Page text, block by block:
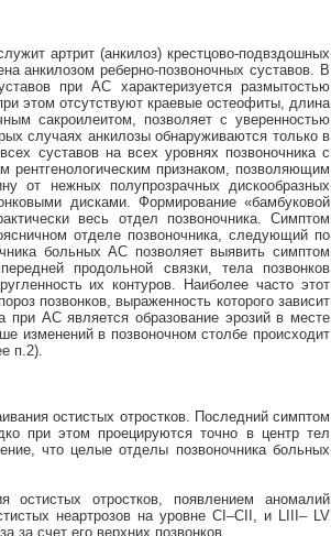
артрит (анкилоз) крестцово-подвздошных
анкилозом реберно-позвоночных суставов. В
при АС характеризуется размытостью
этом отсутствуют краевые остеофиты, длина
сакроилеитом, позволяет с уверенностью
случаях анкилозы обнаруживаются только в
суставов на всех уровнях позвоночника с
признаком, позволяющим
от нежных полупрозрачных дискообразных
дисками. Формирование «бамбуковой
весь отдел позвоночника. Симптом
отделе позвоночника, следующий по
больных АС позволяет выявить симптом
продольной связки, тела позвонков
их контуров. Наиболее часто этот
позвонков, выраженность которого зависит
при АС является образование эрозий в месте
изменений в позвоночном столбе происходит
п.2).
остистых отростков. Последний симптом
при этом проецируются точно в центр тел
что целые отделы позвоночника больных
остистых отростков, появлением аномалий
неартрозов на уровне CI–CII, и LIII– LV
счет его верхних позвонков.